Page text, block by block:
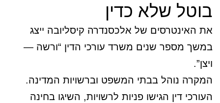
בוטל שלא כדין
את האינטרסים של אלכסנדרה קיסליובה ייצג
במשך מספר שנים משרד עורכי הדין “ורשה —
ויצן”.
המקרה נוהל בבתי המשפט וברשויות המדינה.
העורכי דין הגישו פניות לרשויות, השיגו בחינה